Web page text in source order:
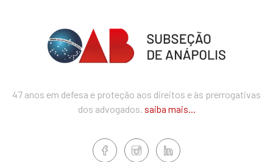
47 anos em defesa e proteção aos direitos e às prerrogativas
dos advogados. saiba mais...